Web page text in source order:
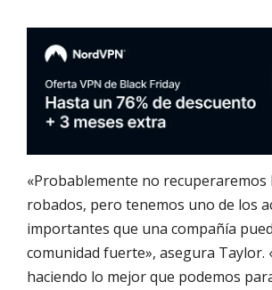
«Probablemente no recuperaremos
robados, pero tenemos uno de los
importantes que una compañía
comunidad fuerte», asegura Taylor.
haciendo lo mejor que podemos